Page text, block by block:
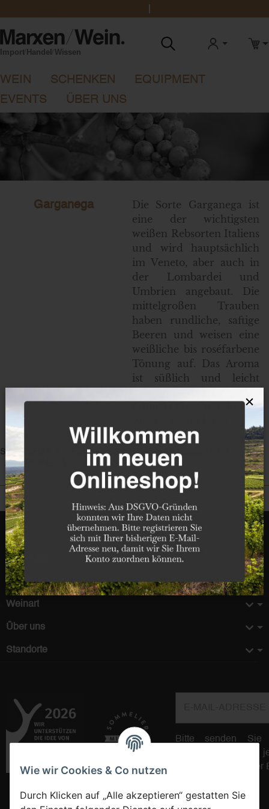
Wie wir Cookies & Co nutzen
Durch Klicken auf „Alle akzeptieren“ gestatten Sie
ANMELDEN
WEIN SCHENKEN
EQUIPMENT
EVENTS
ÜBER UNS
Garganega
Die Sorte Garganega ist
eine der wichtigsten
weißen Rebsorten Italiens
und wird hauptsächlich
im Veneto, aber auch in
der Lombardei und
Umbrien angebaut. Die
mittelgroßen Trauben
haben rundliche, saftige
Beeren und weisen eine
weißliche bis roséfarbene
Tönung auf. Das Aroma
ist süßlich und leicht
erinnert an Mandeln und
STARTSEITE REBSORTE
ALLE REBSORTEN
GARGANEGA
Unser Sortiment
Entdecken
Informationen
Weinart
Über uns
Standorte
Bitte senden
regelmäßig und
Produktsortiment per
×